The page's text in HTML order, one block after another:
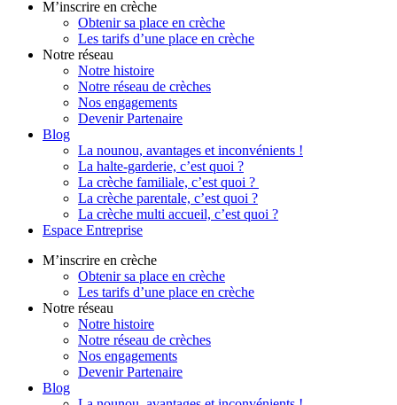
M’inscrire en crèche
Obtenir sa place en crèche
Les tarifs d’une place en crèche
Notre réseau
Notre histoire
Notre réseau de crèches
Nos engagements
Devenir Partenaire
Blog
La nounou, avantages et inconvénients !
La halte-garderie, c’est quoi ?
La crèche familiale, c’est quoi ?
La crèche parentale, c’est quoi ?
La crèche multi accueil, c’est quoi ?
Espace Entreprise
M’inscrire en crèche
Obtenir sa place en crèche
Les tarifs d’une place en crèche
Notre réseau
Notre histoire
Notre réseau de crèches
Nos engagements
Devenir Partenaire
Blog